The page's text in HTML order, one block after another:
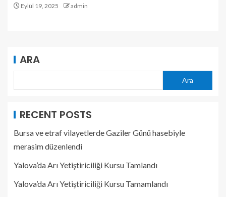
Eylül 19, 2025 admin
ARA
Ara
RECENT POSTS
Bursa ve etraf vilayetlerde Gaziler Günü hasebiyle
merasim düzenlendi
Yalova’da Arı Yetiştiriciliği Kursu Tamlandı
Yalova’da Arı Yetiştiriciliği Kursu Tamamlandı